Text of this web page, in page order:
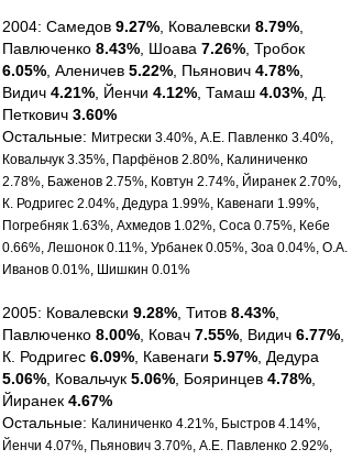
2004: Самедов 9.27% , Ковалевски 8.79%
Павлюченко 8.43% , Шоава 7.26% , Тробок
6.05% , Аленичев 5.22% , Пьянович 4.78%
Видич 4.21% , Йенчи 4.12% , Тамаш 4.03% , Д.
Петкович 3.60%
Остальные: Митрески 3.40%, А.Е. Павленко 3.40%,
Ковальчук 3.35%, Парфёнов 2.80%, Калиниченко
2.78%, Баженов 2.75%, Ковтун 2.74%, Йиранек 2.70%,
К. Родригес 2.04%, Дедура 1.99%, Кавенаги 1.99%,
Погребняк 1.63%, Ахмедов 1.02%, Соса 0.75%, Кебе
0.66%, Лешонок 0.11%, Урбанек 0.05%, Зоа 0.04%, О.А.
Иванов 0.01%, Шишкин 0.01%
2005: Ковалевски 9.28% , Титов 8.43%
Павлюченко 8.00% , Ковач 7.55% , Видич 6.77%
К. Родригес 6.09% , Кавенаги 5.97% , Дедура
5.06% , Ковальчук 5.06% , Бояринцев 4.78%
Йиранек 4.67%
Остальные: Калиниченко 4.21%, Быстров 4.14%,
Йенчи 4.07%, Пьянович 3.70%, А.Е. Павленко 2.92%,